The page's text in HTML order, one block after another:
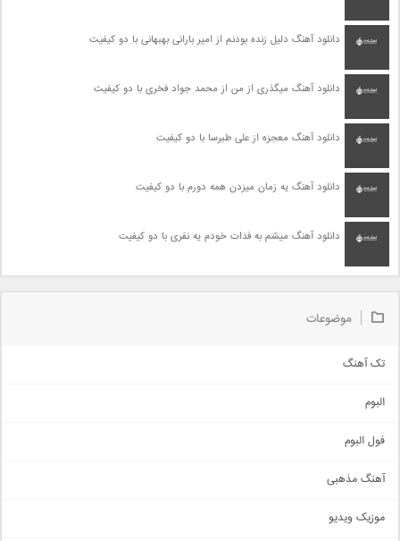
دانلود آهنگ دلیل زنده بودنم از امیر بارانی بهبهانی با دو کیفیت
دانلود آهنگ میگذری از من از محمد جواد فخری با دو کیفیت
دانلود آهنگ معجزه از علی طبرسا با دو کیفیت
دانلود آهنگ یه زمان میزدن همه دورم با دو کیفیت
دانلود آهنگ میشم به فدات خودم یه نفری با دو کیفیت
موضوعات
تک آهنگ
اجتماعی
حماسی
سنتی
البوم
فول البوم
آهنگ مذهبی
موزیک ویدیو